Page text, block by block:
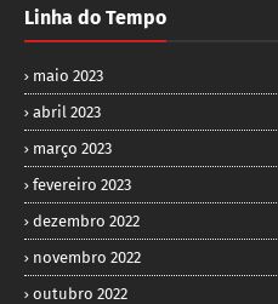
Linha do Tempo
maio 2023
abril 2023
março 2023
fevereiro 2023
dezembro 2022
novembro 2022
outubro 2022